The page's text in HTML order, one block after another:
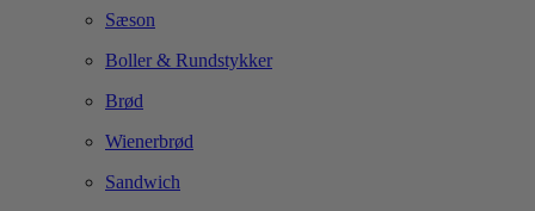
Sæson
Boller & Rundstykker
Brød
Wienerbrød
Sandwich